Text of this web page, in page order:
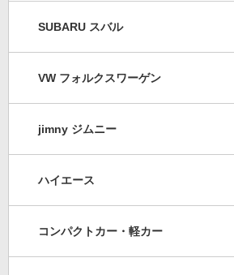
SUBARU スバル
VW フォルクスワーゲン
jimny ジムニー
ハイエース
コンパクトカー・軽カー